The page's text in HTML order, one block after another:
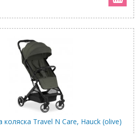
коляска Travel N Care, Hauck (olive)